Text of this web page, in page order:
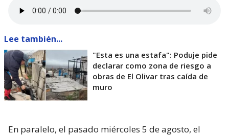
Lee también...
"Esta es una estafa": Poduje pide
declarar como zona de riesgo a
obras de El Olivar tras caída de
muro
En paralelo, el pasado miércoles 5 de agosto, el